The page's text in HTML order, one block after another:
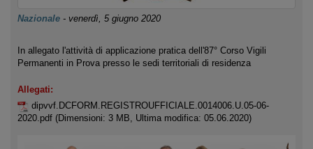
Nazionale - venerdì, 5 giugno 2020
In allegato l'attività di applicazione pratica dell'87° Corso Vigili
Permanenti in Prova presso le sedi territoriali di residenza
Allegati:
dipvvf.DCFORM.REGISTROUFFICIALE.0014006.U.05-06-
2020.pdf (Dimensioni: 3 MB, Ultima modifica: 05.06.2020)